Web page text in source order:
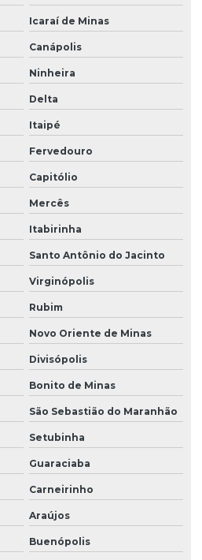
Icaraí de Minas
Canápolis
Ninheira
Delta
Itaipé
Fervedouro
Capitólio
Mercês
Itabirinha
Santo Antônio do Jacinto
Virginópolis
Rubim
Novo Oriente de Minas
Divisópolis
Bonito de Minas
São Sebastião do Maranhão
Setubinha
Guaraciaba
Carneirinho
Araújos
Buenópolis